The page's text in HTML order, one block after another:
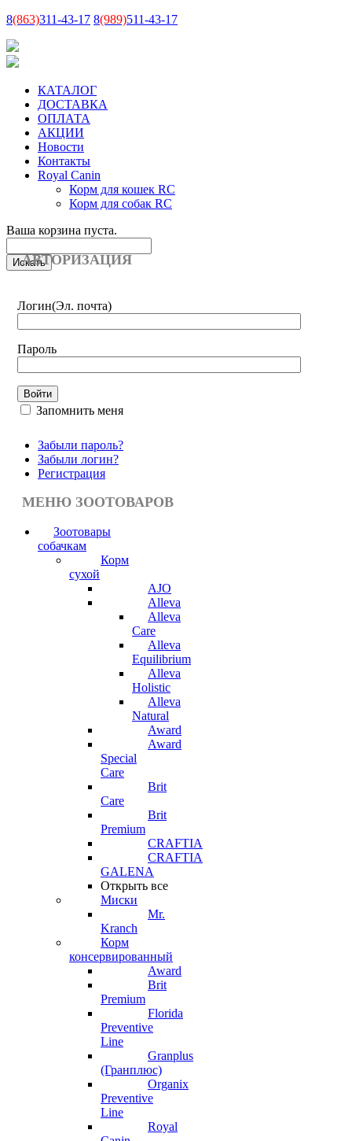
8(863)311-43-17 8(989)511-43-17
КАТАЛОГ
ДОСТАВКА
ОПЛАТА
АКЦИИ
Новости
Контакты
Royal Canin
Корм для кошек RC
Корм для собак RC
Ваша корзина пуста.
АВТОРИЗАЦИЯ
Логин(Эл. почта)
Пароль
Запомнить меня
Забыли пароль?
Забыли логин?
Регистрация
МЕНЮ ЗООТОВАРОВ
Зоотовары
собачкам
Корм
сухой
AJO
Alleva
Alleva
Care
Alleva
Equilibrium
Alleva
Holistic
Alleva
Natural
Award
Award
Special
Care
Brit
Care
Brit
Premium
CRAFTIA
CRAFTIA
GALENA
Открыть все
Миски
Mr.
Kranch
Корм
консервированный
Award
Brit
Premium
Florida
Preventive
Line
Granplus
(Гранплюс)
Organix
Preventive
Line
Royal